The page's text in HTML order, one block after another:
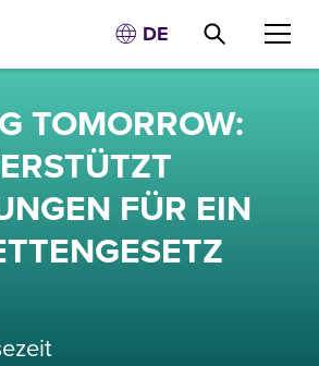
DE
TOMORROW:
FÜR EIN